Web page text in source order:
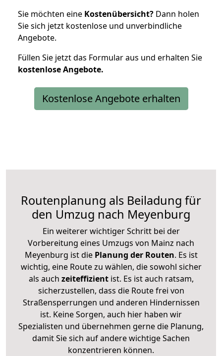
Sie möchten eine Kostenübersicht? Dann holen
Sie sich jetzt kostenlose und unverbindliche
Angebote.
Füllen Sie jetzt das Formular aus und erhalten Sie
kostenloseAngebote.
Kostenlose Angebote erhalten
Routenplanung als Beiladung für
den Umzug nach Meyenburg
Ein weiterer wichtiger Schritt bei der
Vorbereitung eines Umzugs von Mainz nach
Meyenburg ist diePlanung der Routen. Es ist
wichtig, eine Route zu wählen, die sowohl sicher
als auch zeiteffizientist. Es ist auch ratsam,
sicherzustellen, dass die Route frei von
Straßensperrungen und anderen Hindernissen
ist. Keine Sorgen, auch hier haben wir
Spezialisten und übernehmen gerne die Planung,
damit Sie sich auf andere wichtige Sachen
konzentrieren können.